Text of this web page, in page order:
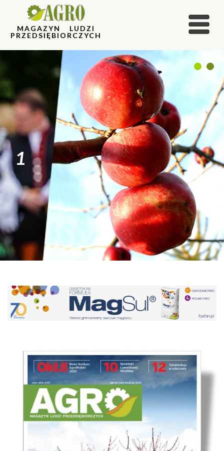
MAGAZYN LUDZI
PRZEDSIĘBIORCZYCH
1
2
1 2